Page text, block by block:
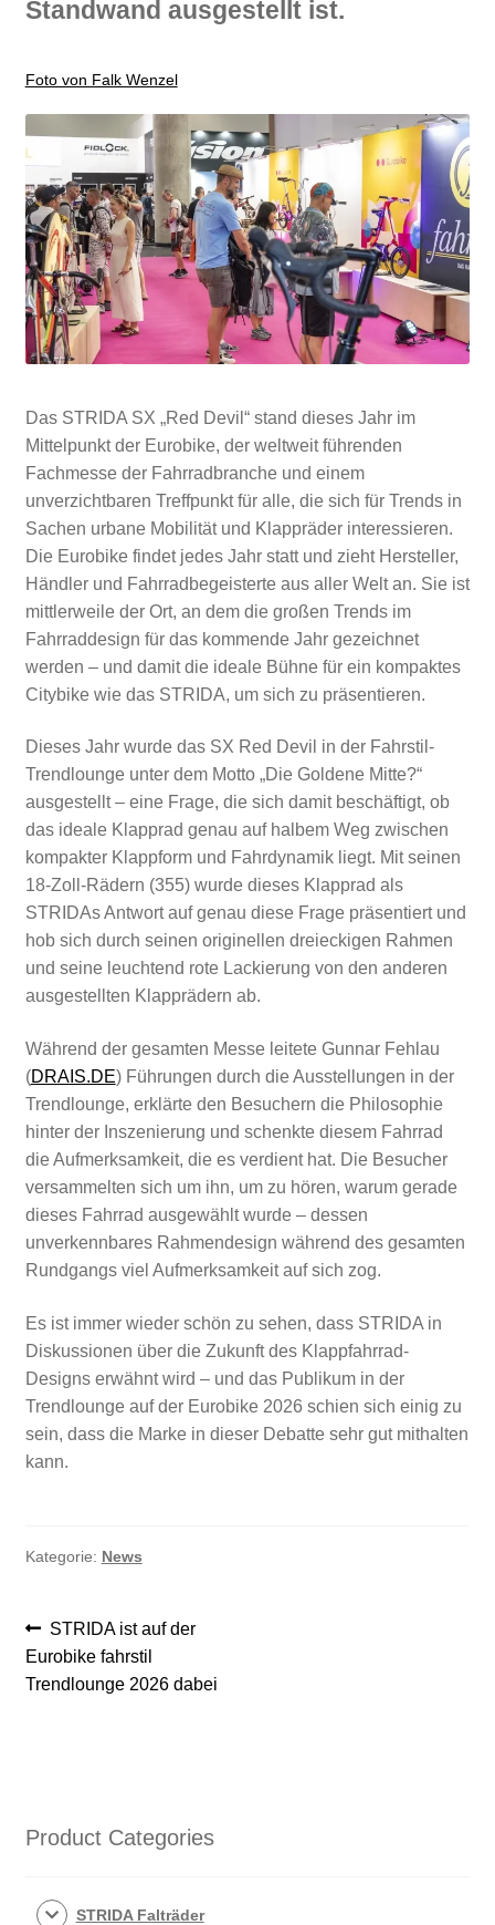
Standwand ausgestellt ist.
Foto von Falk Wenzel
Das STRIDA SX „Red Devil“ stand dieses Jahr im
Mittelpunkt der Eurobike, der weltweit führenden
Fachmesse der Fahrradbranche und einem
unverzichtbaren Treffpunkt für alle, die sich für Trends in
Sachen urbane Mobilität und Klappräder interessieren.
Die Eurobike findet jedes Jahr statt und zieht Hersteller,
Händler und Fahrradbegeisterte aus aller Welt an. Sie ist
mittlerweile der Ort, an dem die großen Trends im
Fahrraddesign für das kommende Jahr gezeichnet
werden – und damit die ideale Bühne für ein kompaktes
Citybike wie das STRIDA, um sich zu präsentieren.
Dieses Jahr wurde das SX Red Devil in der Fahrstil-
Trendlounge unter dem Motto „Die Goldene Mitte?“
ausgestellt – eine Frage, die sich damit beschäftigt, ob
das ideale Klapprad genau auf halbem Weg zwischen
kompakter Klappform und Fahrdynamik liegt. Mit seinen
18-Zoll-Rädern (355) wurde dieses Klapprad als
STRIDAs Antwort auf genau diese Frage präsentiert und
hob sich durch seinen originellen dreieckigen Rahmen
und seine leuchtend rote Lackierung von den anderen
ausgestellten Klapprädern ab.
Während der gesamten Messe leitete Gunnar Fehlau
(DRAIS.DE) Führungen durch die Ausstellungen in der
Trendlounge, erklärte den Besuchern die Philosophie
hinter der Inszenierung und schenkte diesem Fahrrad
die Aufmerksamkeit, die es verdient hat. Die Besucher
versammelten sich um ihn, um zu hören, warum gerade
dieses Fahrrad ausgewählt wurde – dessen
unverkennbares Rahmendesign während des gesamten
Rundgangs viel Aufmerksamkeit auf sich zog.
Es ist immer wieder schön zu sehen, dass STRIDA in
Diskussionen über die Zukunft des Klappfahrrad-
Designs erwähnt wird – und das Publikum in der
Trendlounge auf der Eurobike 2026 schien sich einig zu
sein, dass die Marke in dieser Debatte sehr gut mithalten
kann.
Kategorie: News
Beitragsnavigation
Vorheriger
Beitrag:
STRIDA ist auf der
Eurobike fahrstil
Trendlounge 2026 dabei
Product Categories
STRIDA Falträder